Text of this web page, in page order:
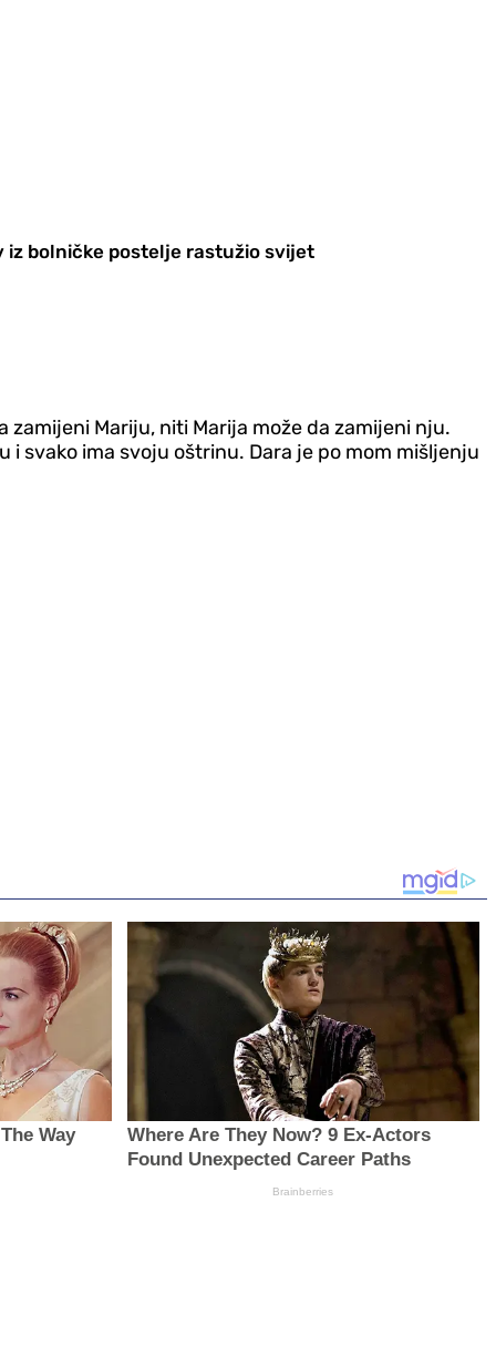
bolničke postelje rastužio svijet
zamijeni Mariju, niti Marija može da zamijeni nju.
i svako ima svoju oštrinu. Dara je po mom mišljenju